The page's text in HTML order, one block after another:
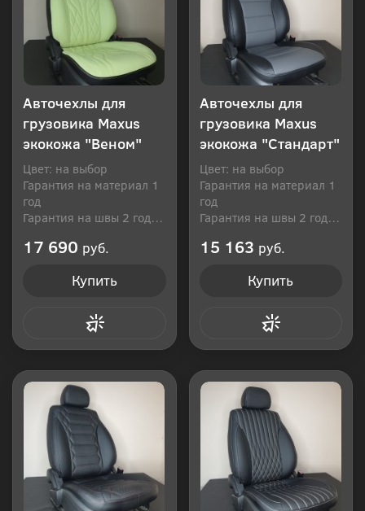
Авточехлы для
грузовика Maxus
экокожа "Веном"
Цвет: на выбор
Гарантия на материал 1
год
Гарантия на швы 2 года
17 690 руб.
Купить
Авточехлы для
грузовика Maxus
экокожа "Стандарт"
Цвет: на выбор
Гарантия на материал 1
год
Гарантия на швы 2 года
15 163 руб.
Купить